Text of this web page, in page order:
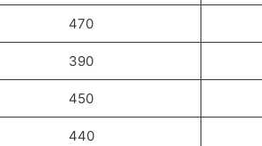
470
390
450
440